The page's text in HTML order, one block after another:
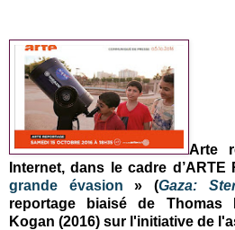
Arte
Internet, dans le cadre
grande évasion » (Gaza:
reportage biaisé de Thomas
Kogan (2016) sur l'initiative de